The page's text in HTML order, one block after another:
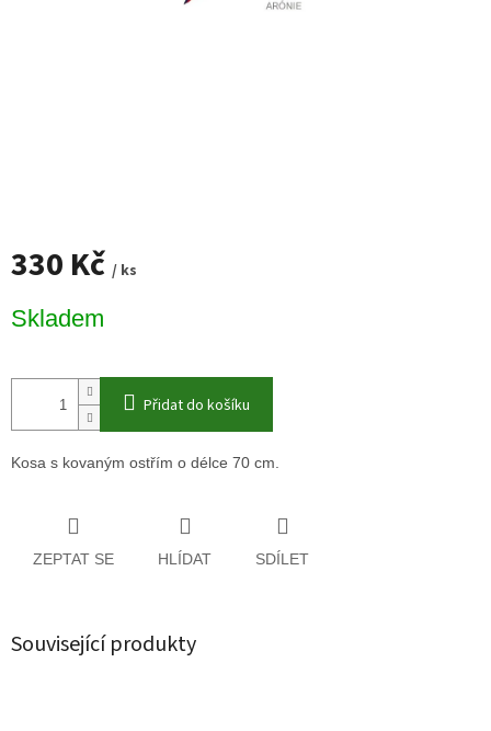
330 Kč / ks
cena:
Skladem
Přidat do košíku
Kosa s kovaným ostřím o délce 70 cm.
ZEPTAT SE HLÍDAT SDÍLET
Související produkty